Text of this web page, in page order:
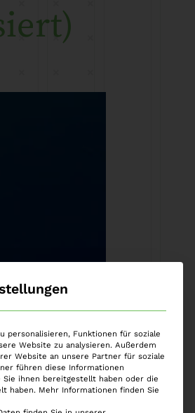
das „Gesetz
in Kraft
personalisieren, Funktionen für soziale
Website zu analysieren. Außerdem
Website an unsere Partner für soziale
führen diese Informationen
ihnen bereitgestellt haben oder die
haben. Mehr Informationen finden Sie